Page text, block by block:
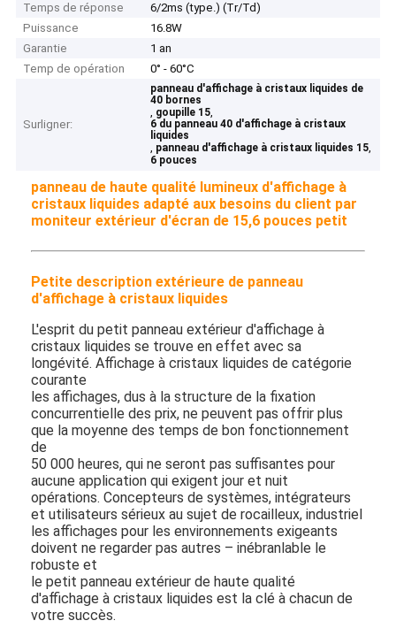
Temps de réponse
6/2ms (type.) (Tr/Td)
Puissance
16.8W
Garantie
1 an
Temp de opération
0° - 60°C
Surligner:
panneau d'affichage à cristaux liquides de
40 bornes
, goupille 15,
6 du panneau 40 d'affichage à cristaux
liquides
, panneau d'affichage à cristaux liquides 15,
6 pouces
panneau de haute qualité lumineux d'affichage à
cristaux liquides adapté aux besoins du client par
moniteur extérieur d'écran de 15,6 pouces petit
Petite description extérieure de panneau
d'affichage à cristaux liquides
L'esprit du petit panneau extérieur d'affichage à
cristaux liquides se trouve en effet avec sa
longévité. Affichage à cristaux liquides de catégorie
courante
les affichages, dus à la structure de la fixation
concurrentielle des prix, ne peuvent pas offrir plus
que la moyenne des temps de bon fonctionnement
de
50 000 heures, qui ne seront pas suffisantes pour
aucune application qui exigent jour et nuit
opérations. Concepteurs de systèmes, intégrateurs
et utilisateurs sérieux au sujet de rocailleux, industriel
les affichages pour les environnements exigeants
doivent ne regarder pas autres – inébranlable le
robuste et
le petit panneau extérieur de haute qualité
d'affichage à cristaux liquides est la clé à chacun de
votre succès.